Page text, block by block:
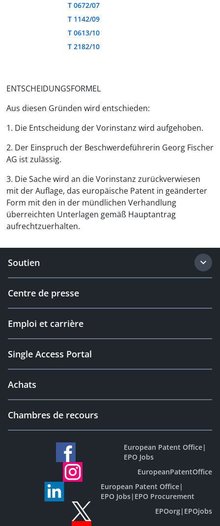
T 0672/07
T 1142/09
T 0613/10
T 2182/10
ENTSCHEIDUNGSFORMEL
Aus diesen Gründen wird entschieden:
1. Die Entscheidung der Vorinstanz wird aufgehoben.
2. Der Einspruch der Beschwerdeführerin Georg Fischer
AG ist zulässig.
3. Die Sache wird an die Vorinstanz zurückverwiesen
mit der Auflage, das europäische Patent in geänderter
Form mit den in der mündlichen Verhandlung
überreichten Unterlagen gemäß Hauptantrag
aufrechtzuerhalten.
Soutien
Centre de presse
Emploi et carrière
Single Access Portal
Achats
Chambres de recours
European Patent Office|
EPO Jobs
EuropeanPatentOffice
European Patent Office|
EPO Jobs| EPO Procurement
EPOorg| EPOjobs